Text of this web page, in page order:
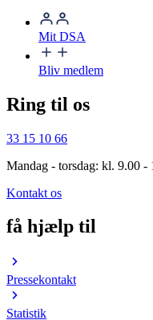
Mit DSA
Bliv medlem
Ring til os
33 15 10 66
Mandag - torsdag: kl. 9.00 -
Kontakt os
få hjælp til
Pressekontakt
Statistik